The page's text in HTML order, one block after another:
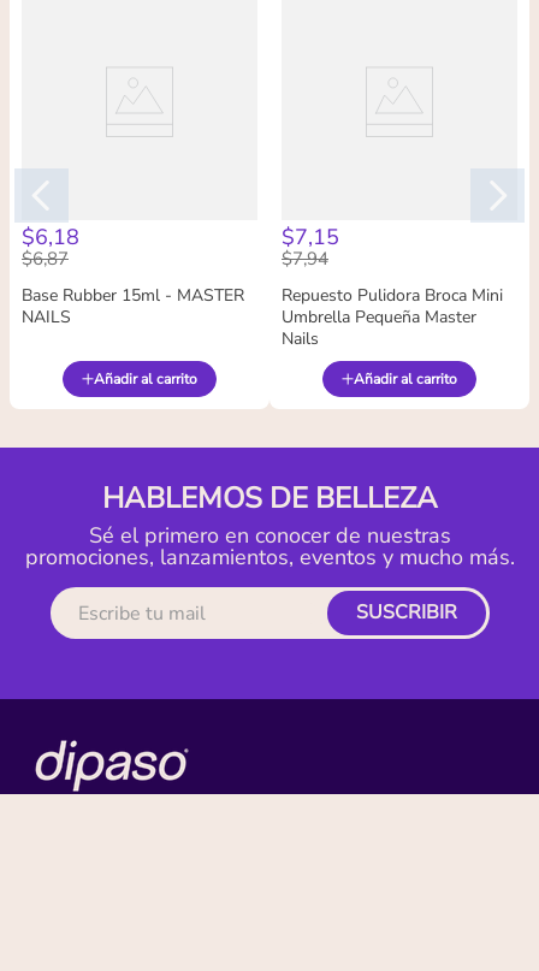
$6,18
$6,87
Base Rubber 15ml - MASTER
NAILS
Añadir al carrito
$7,15
$7,94
Repuesto Pulidora Broca Mini
Umbrella Pequeña Master
Nails
Añadir al carrito
HABLEMOS DE BELLEZA
Sé el primero en conocer de nuestras
promociones, lanzamientos, eventos y mucho más.
SUSCRIBIR